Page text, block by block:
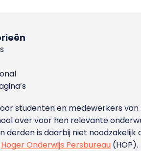
studenten en medewerkers van
over voor hen relevante
is daarbij niet noodzakelijk
Hoger Onderwijs Persbureau (HOP).